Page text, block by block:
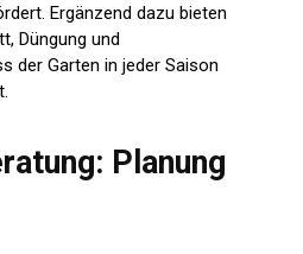
Ergänzend dazu bieten
Düngung und
der Garten in jeder Saison
Planung